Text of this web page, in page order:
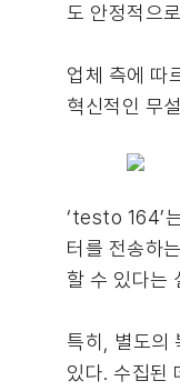
도 안정적으
업체 측에 따
혁신적인 무
‘testo 164’
터를 전송하
할 수 있다는
특히, 별도의
있다. 수집된